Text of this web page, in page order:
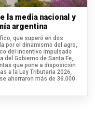
la media nacional y
argentina
que superó en dos
por el dinamismo del agro,
del incentivo impulsado
Gobierno de Santa Fe,
que pone a disposición
a la Ley Tributaria 2026,
ahorraron más de 36.000